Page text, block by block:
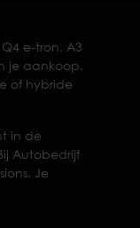
e-tron, A3
je aankoop.
of hybride
in de
Autobedrijf
Je